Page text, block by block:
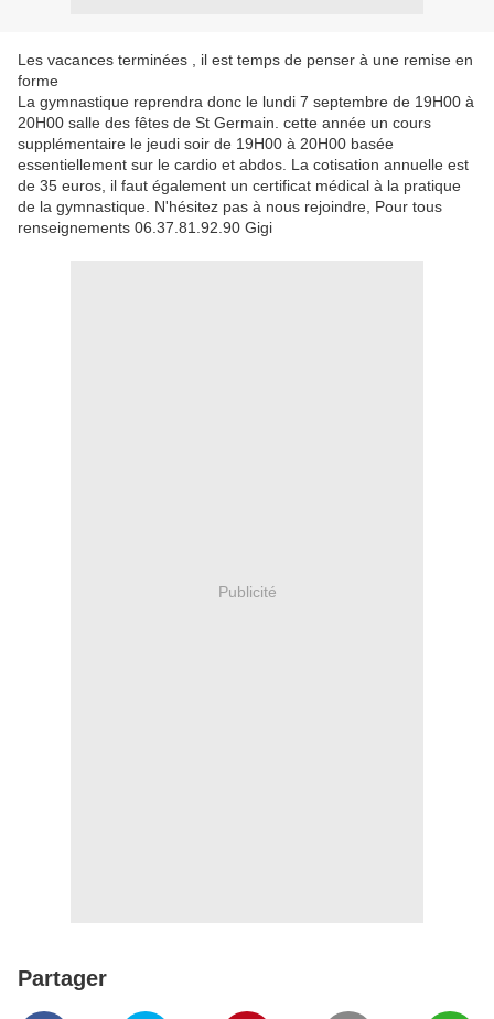
Les vacances terminées , il est temps de penser à une remise en
forme
La gymnastique reprendra donc le lundi 7 septembre de 19H00 à
20H00 salle des fêtes de St Germain. cette année un cours
supplémentaire le jeudi soir de 19H00 à 20H00 basée
essentiellement sur le cardio et abdos. La cotisation annuelle est
de 35 euros, il faut également un certificat médical à la pratique
de la gymnastique. N'hésitez pas à nous rejoindre, Pour tous
renseignements 06.37.81.92.90 Gigi
Publicité
Partager